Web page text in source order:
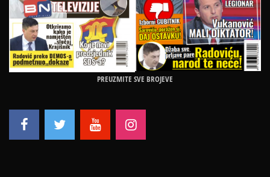
PREUZMITE SVE BROJEVE